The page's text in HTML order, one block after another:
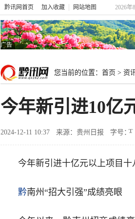
黔讯网首页 加入收藏 网站地图 2026年
广告
您当前的位置： 首页 > 资
今年新引进10亿
2024-12-11 10:37 来源：贵州日报 字号：
今年新引进十亿元以上项目十
黔南州“招大引强”成绩亮眼